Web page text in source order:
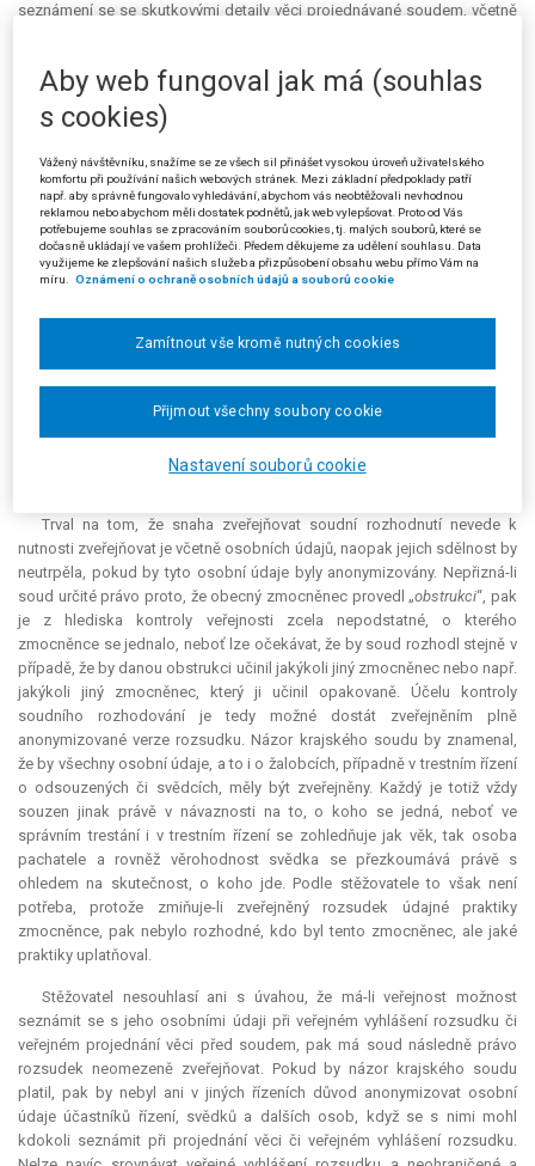
seznámení se se skutkovými detaily věci projednávané soudem, včetně
důsledkem zásady veřejnosti rozhodování soudů. Je-li soudnictví
vystavěno na zásadě veřejnosti, pak účastníci řízení, kteří se na soudy
obracejí, včetně zmocněnců v řízeních před soudy a v předcházejících
správních řízeních, opouštějí v důsledku svých vlastních aktivit svůj
soukromý prostor, a jejich právo na soukromí je tedy nutně a legitimně
limitováno právě zásadou veřejnosti jednání soudu. Navíc zveřejněný
rozsudek pojednává výlučně o profesních aktivitách žalobce, které sám
žalobce veřejně prezentuje. Je to tedy právě žalobce, kdo do veřejného
prostoru sám vstupuje svými profesními aktivitami a zveřejněná součást
ničem jiném než o nich se ve vztahu k žalobci zveřejněné odůvodnění
rozsudku nezmiňuje. Na žalobce a na jeho oborově známé aktivity je
třeba nahlížet jako na profesní aktivity jakékoli jiné známé osoby, jejíž
žalovaného tedy žádný znak nezákonnosti nevykazoval.
Žalobce (stěžovatel) podal proti rozsudku krajského soudu kasační
Trval na tom, že snaha zveřejňovat soudní rozhodnutí nevede k
nutnosti zveřejňovat je včetně osobních údajů, naopak jejich sdělnost by
neutrpěla, pokud by tyto osobní údaje byly anonymizovány. Nepřizná-li
soud určité právo proto, že obecný zmocněnec provedl „obstrukci“, pak
je z hlediska kontroly veřejnosti zcela nepodstatné, o kterého
zmocněnce se jednalo, neboť lze očekávat, že by soud rozhodl stejně v
případě, že by danou obstrukci učinil jakýkoli jiný zmocněnec nebo např.
jakýkoli jiný zmocněnec, který ji učinil opakovaně. Účelu kontroly
soudního rozhodování je tedy možné dostát zveřejněním plně
anonymizované verze rozsudku. Názor krajského soudu by znamenal,
že by všechny osobní údaje, a to i o žalobcích, případně v trestním řízení
o odsouzených či svědcích, měly být zveřejněny. Každý je totiž vždy
souzen jinak právě v návaznosti na to, o koho se jedná, neboť ve
správním trestání i v trestním řízení se zohledňuje jak věk, tak osoba
pachatele a rovněž věrohodnost svědka se přezkoumává právě s
ohledem na skutečnost, o koho jde. Podle stěžovatele to však není
potřeba, protože zmiňuje-li zveřejněný rozsudek údajné praktiky
zmocněnce, pak nebylo rozhodné, kdo byl tento zmocněnec, ale jaké
praktiky uplatňoval.
Stěžovatel nesouhlasí ani s úvahou, že má-li veřejnost možnost
seznámit se s jeho osobními údaji při veřejném vyhlášení rozsudku či
veřejném projednání věci před soudem, pak má soud následně právo
rozsudek neomezeně zveřejňovat. Pokud by názor krajského soudu
platil, pak by nebyl ani v jiných řízeních důvod anonymizovat osobní
údaje účastníků řízení, svědků a dalších osob, když se s nimi mohl
kdokoli seznámit při projednání věci či veřejném vyhlášení rozsudku.
Aby web fungoval jak má (souhlas
s cookies)
Vážený návštěvníku, snažíme se ze všech sil přinášet vysokou úroveň uživatelského
komfortu při používání našich webových stránek. Mezi základní předpoklady patří
např. aby správně fungovalo vyhledávání, abychom vás neobtěžovali nevhodnou
reklamou nebo abychom měli dostatek podnětů, jak web vylepšovat. Proto od Vás
potřebujeme souhlas se zpracováním souborů cookies, tj. malých souborů, které se
dočasně ukládají ve vašem prohlížeči. Předem děkujeme za udělení souhlasu. Data
využijeme ke zlepšování našich služeb a přizpůsobení obsahu webu přímo Vám na
míru.
Oznámení o ochraně osobních údajů a souborů cookie
Nastavení souborů cookie
Zamítnout vše kromě nutných cookies
Přijmout všechny soubory cookie